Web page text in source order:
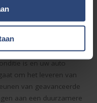
Aaltink
optimale prestaties
cruciale stap om
is en uw auto
om het leveren van
van geavanceerde
aan een duurzamere